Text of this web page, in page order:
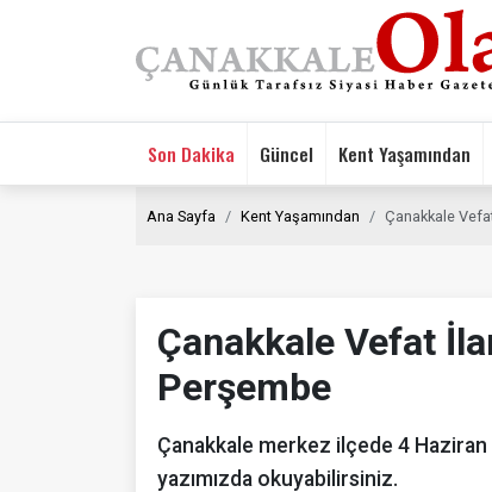
Son Dakika Güncel Kent Yaşamından
Ana Sayfa Kent Yaşamından Çanakkale
Çanakkale Vefat
Perşembe
Çanakkale merkez ilçede 4 Haziran
yazımızda okuyabilirsiniz.